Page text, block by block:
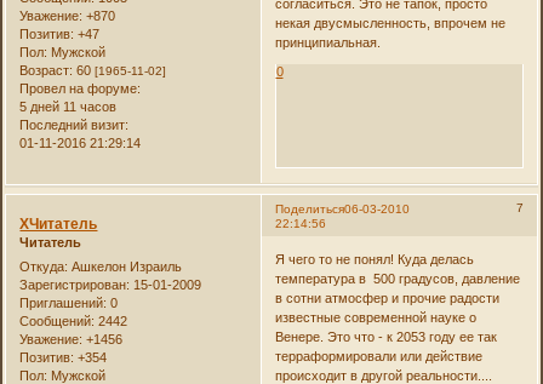
Уважение: +870
Позитив: +47
Пол: Мужской
Возраст: 60[1965-11-02]
Провел на форуме:
5 дней 11 часов
Последний визит:
01-11-2016 21:29:14
согласиться. Это не тапок, просто
некая двусмысленность, впрочем не
принципиальная.
0
Поделиться 7
06-03-2010
22:14:56
XЧитатель
Читатель
Откуда: Ашкелон Израиль
Зарегистрирован: 15-01-2009
Приглашений: 0
Сообщений: 2442
Уважение: +1456
Позитив: +354
Пол: Мужской
Я чего то не понял! Куда делась
температура в 500 градусов, давление
в сотни атмосфер и прочие радости
известные современной науке о
Венере. Это что - к 2053 году ее так
терраформировали или действие
происходит в другой реальности....